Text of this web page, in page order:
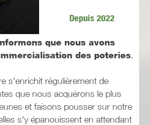
Depuis 2022
que nous avons
des poteries.
s'enrichit régulièrement de
que nous acquérons le plus
et faisons pousser sur notre
s'y épanouissent en attendant